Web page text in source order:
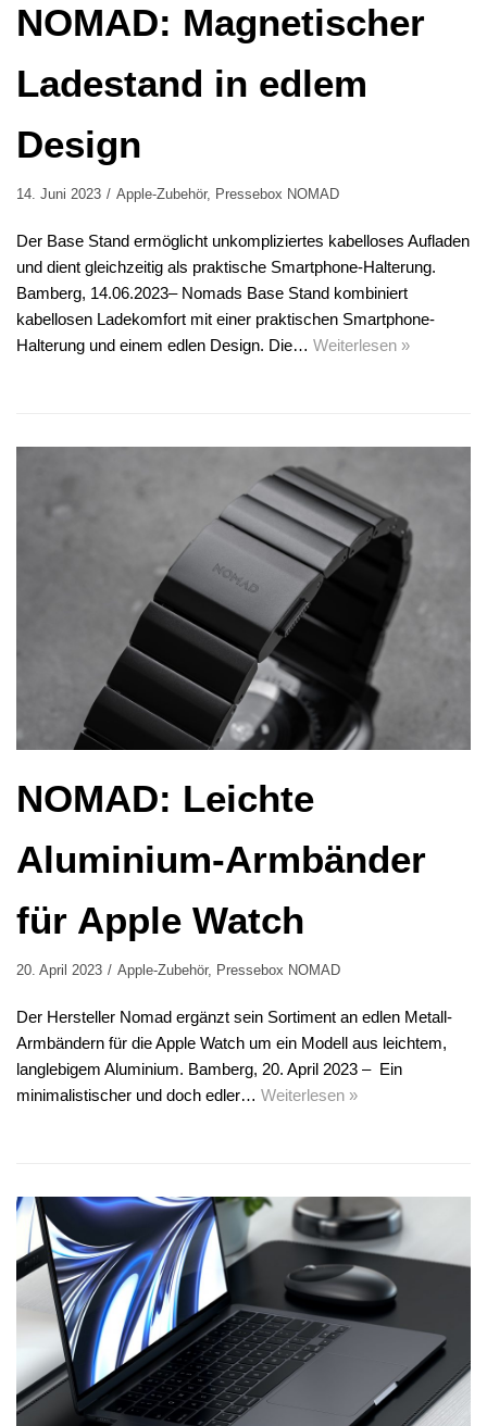
NOMAD: Magnetischer
Ladestand in edlem
Design
14. Juni 2023 Apple-Zubehör, Pressebox NOMAD
Der Base Stand ermöglicht unkompliziertes kabelloses Aufladen
und dient gleichzeitig als praktische Smartphone-Halterung.
Bamberg, 14.06.2023– Nomads Base Stand kombiniert
kabellosen Ladekomfort mit einer praktischen Smartphone-
Halterung und einem edlen Design. Die… Weiterlesen »
NOMAD: Leichte
Aluminium-Armbänder
für Apple Watch
20. April 2023 Apple-Zubehör, Pressebox NOMAD
Der Hersteller Nomad ergänzt sein Sortiment an edlen Metall-
Armbändern für die Apple Watch um ein Modell aus leichtem,
langlebigem Aluminium. Bamberg, 20. April 2023 – Ein
minimalistischer und doch edler… Weiterlesen »